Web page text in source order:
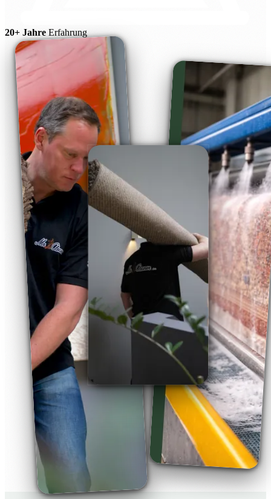
20+ Jahre Erfahrung